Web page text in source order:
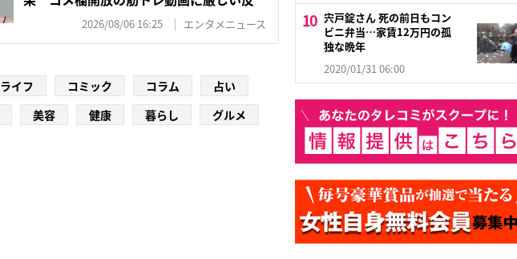
2026/08/06 16:25 エンタメニュース
ライフ コミック コラム
占い
美容 健康 暮らし グルメ
宍戸錠さん 死の前日もコン
ビニ弁当…家賃12万円の孤
独な晩年
2020/01/31 06:00